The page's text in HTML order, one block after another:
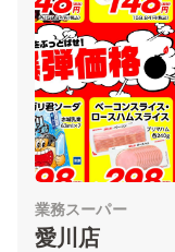
業務スーパー
愛川店